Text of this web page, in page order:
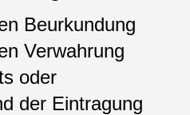
Beurkundung
Verwahrung
oder
der Eintragung